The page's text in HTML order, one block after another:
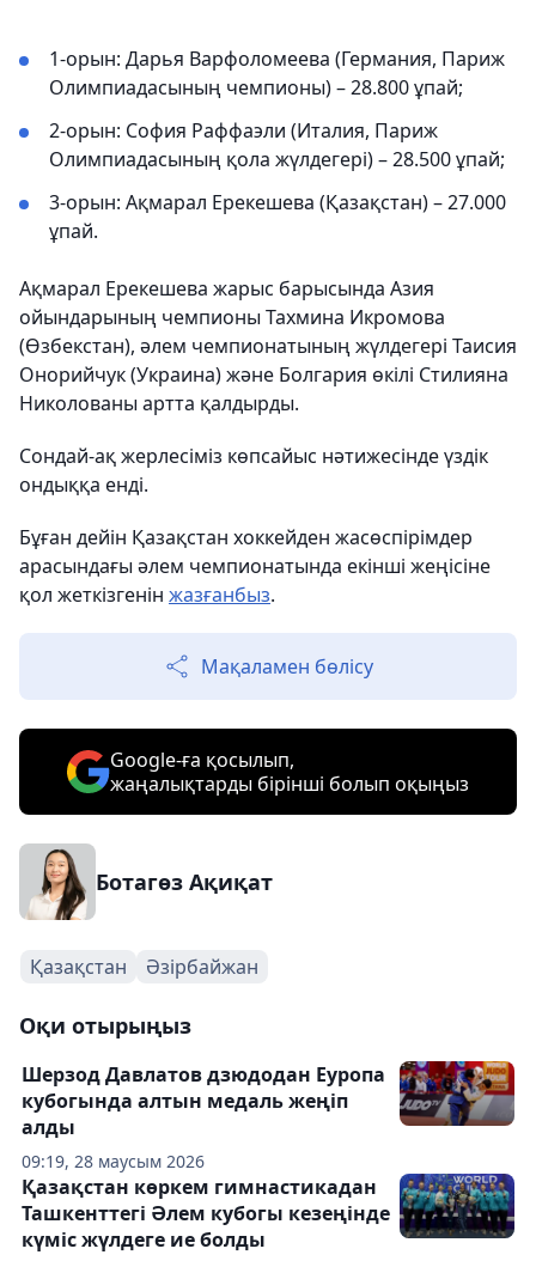
1-орын: Дарья Варфоломеева (Германия, Париж
Олимпиадасының чемпионы) – 28.800 ұпай;
2-орын: София Раффаэли (Италия, Париж
Олимпиадасының қола жүлдегері) – 28.500 ұпай;
3-орын: Ақмарал Ерекешева (Қазақстан) – 27.000
ұпай.
Ақмарал Ерекешева жарыс барысында Азия
ойындарының чемпионы Тахмина Икромова
(Өзбекстан), әлем чемпионатының жүлдегері Таисия
Онорийчук (Украина) және Болгария өкілі Стилияна
Николованы артта қалдырды.
Сондай-ақ жерлесіміз көпсайыс нәтижесінде үздік
ондыққа енді.
Бұған дейін Қазақстан хоккейден жасөспірімдер
арасындағы әлем чемпионатында екінші жеңісіне
қол жеткізгенін жазғанбыз.
Мақаламен бөлісу
Google-ға қосылып,
жаңалықтарды бірінші болып оқыңыз
Ботагөз Ақиқат
Қазақстан Әзірбайжан
Оқи отырыңыз
09:19, 28 маусым 2026
Шерзод Давлатов дзюдодан Еуропа
кубогында алтын медаль жеңіп
алды
Қазақстан көркем гимнастикадан
Ташкенттегі Әлем кубогы кезеңінде
күміс жүлдеге ие болды